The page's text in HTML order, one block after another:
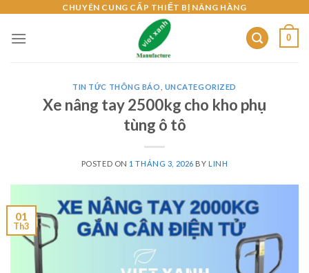
content
CHUYÊN CUNG CẤP THIẾT BỊ NÂNG HÀNG
0
TIN TỨC THÔNG BÁO UNCATEGORIZED
Xe nâng tay 2500kg cho kho phụ
tùng ô tô
POSTED ON 1 THÁNG 3, 2026 BY LINH
01
Th3